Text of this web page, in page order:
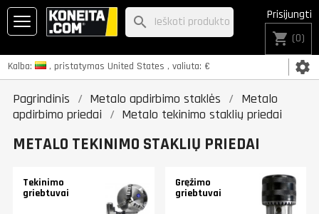
Kalba: , pristatymas United States , valiuta: € settings
Prisijungti
shopping_cart (0)
search
Pagrindinis Metalo apdirbimo staklės
Metalo
apdirbimo priedai
Metalo tekinimo staklių priedai
METALO TEKINIMO STAKLIŲ PRIEDAI
Tekinimo
griebtuvai
Gręžimo
griebtuvai